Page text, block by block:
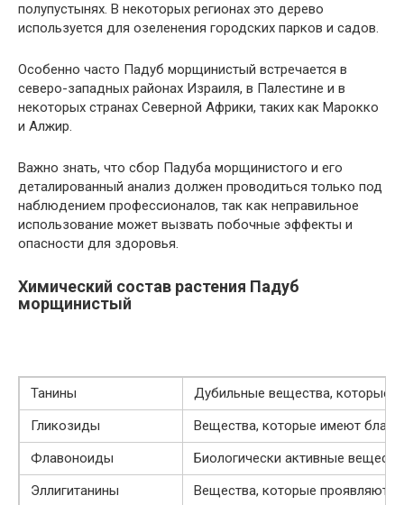
полупустынях. В некоторых регионах это дерево
используется для озеленения городских парков и садов.
Особенно часто Падуб морщинистый встречается в
северо-западных районах Израиля, в Палестине и в
некоторых странах Северной Африки, таких как Марокко
и Алжир.
Важно знать, что сбор Падуба морщинистого и его
деталированный анализ должен проводиться только под
наблюдением профессионалов, так как неправильное
использование может вызвать побочные эффекты и
опасности для здоровья.
Химический состав растения Падуб
морщинистый
Танины
Дубильные вещества, которые
Гликозиды
Вещества, которые имеют
Флавоноиды
Биологически активные
Эллигитанины
Вещества, которые проявляют